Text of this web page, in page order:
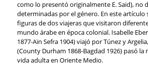
como lo presentó originalmente E. Said), no
determinadas por el género. En este artículo
figuras de dos viajeras que visitaron
mundo árabe en época colonial. Isabelle
1877-Aïn Sefra 1904) viajó por Túnez y
(County Durham 1868-Bagdad 1926) pasó la
vida adulta en Oriente Medio.